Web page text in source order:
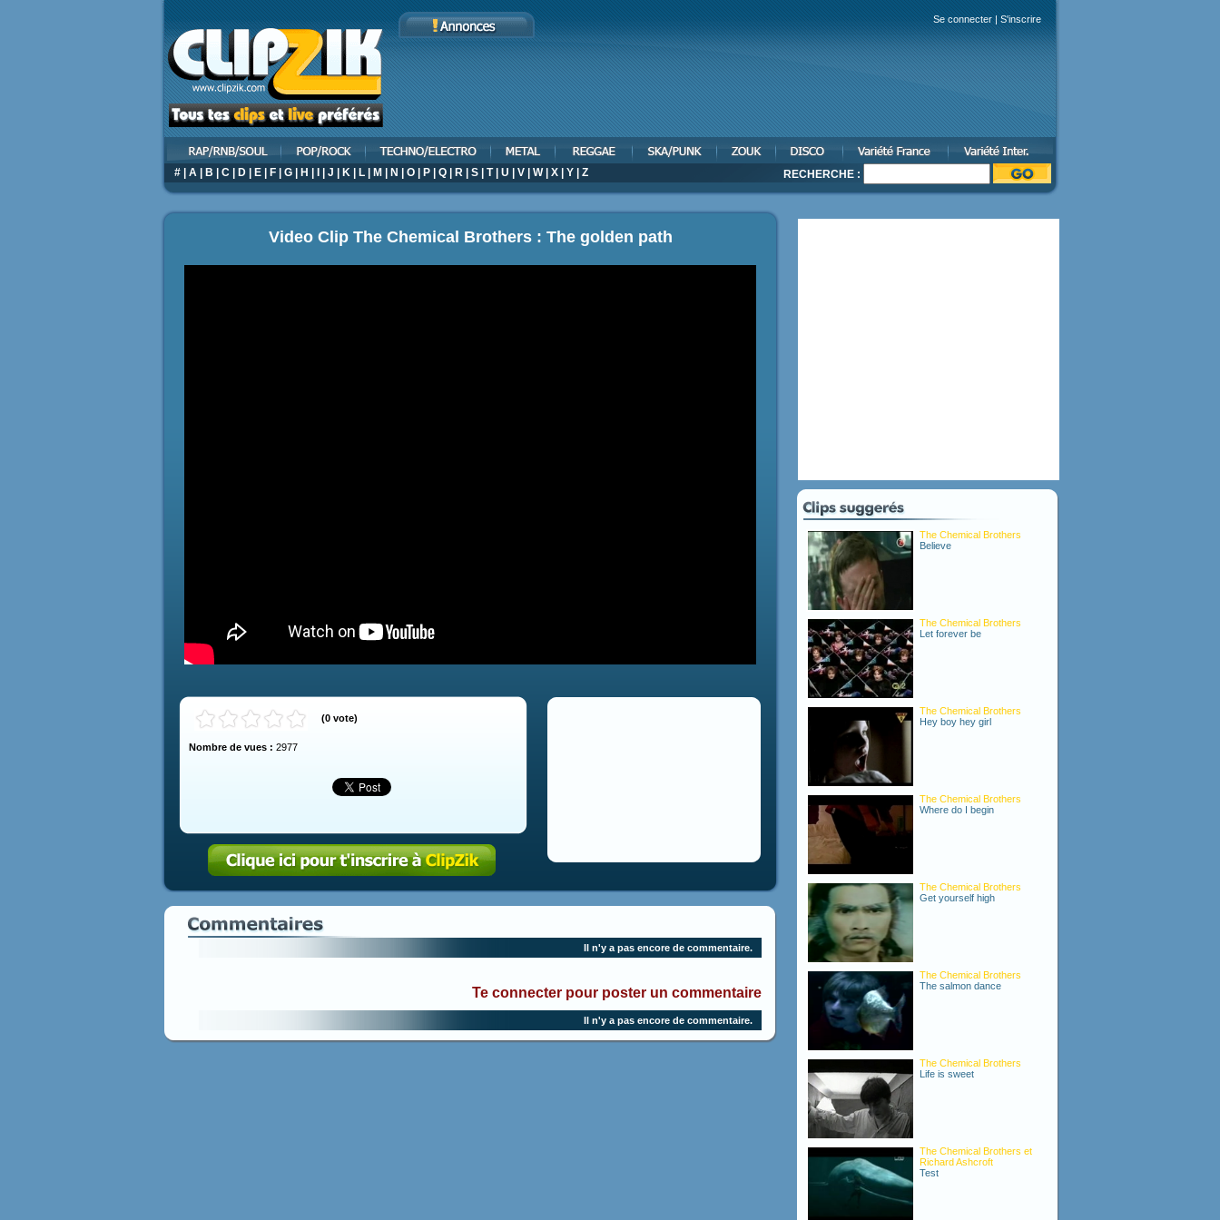
Se connecter | S'inscrire
# A B C D E F G H J K L M N O P Q R S T| U V W| X Y Z RECHERCHE :
Video Clip The Chemical Brothers : The golden path
(0 vote)
Nombre de vues : 2977
Il n'y a pas encore de commentaire.
Te connecter pour poster un commentaire
Il n'y a pas encore de commentaire.
The Chemical Brothers
Believe
The Chemical Brothers
Let forever be
The Chemical Brothers
Hey boy hey girl
The Chemical Brothers
Where do I begin
The Chemical Brothers
Get yourself high
The Chemical Brothers
The salmon dance
The Chemical Brothers
Life is sweet
The Chemical Brothers et
Richard Ashcroft
Test